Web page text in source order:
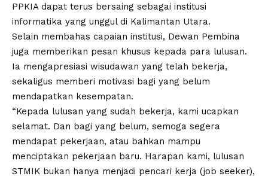
PPKIA dapat terus bersaing sebagai institusi
informatika yang unggul di Kalimantan Utara.
Selain membahas capaian institusi, Dewan Pembina
juga memberikan pesan khusus kepada para lulusan.
Ia mengapresiasi wisudawan yang telah bekerja,
sekaligus memberi motivasi bagi yang belum
mendapatkan kesempatan.
“Kepada lulusan yang sudah bekerja, kami ucapkan
selamat. Dan bagi yang belum, semoga segera
mendapat pekerjaan, atau bahkan mampu
menciptakan pekerjaan baru. Harapan kami, lulusan
STMIK bukan hanya menjadi pencari kerja (job seeker),